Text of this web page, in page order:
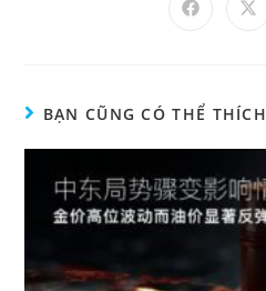
BẠN CŨNG CÓ THỂ THÍCH